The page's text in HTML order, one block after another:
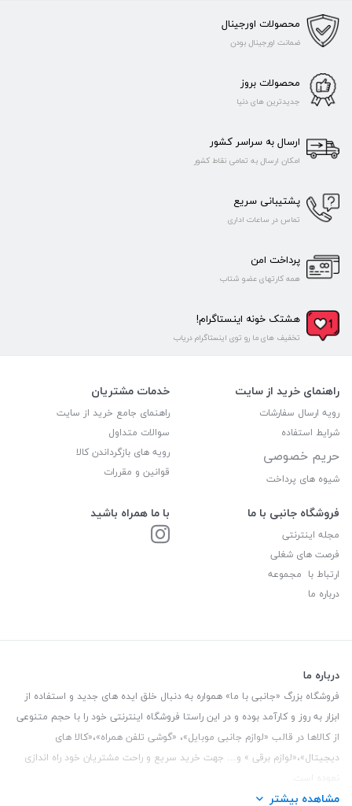
محصولات اورجینال
ضمانت اورجینال بودن
محصولات بروز
جدیدترین های دنیا
ارسال به سراسر کشور
امکان ارسال به تمامی نقاط کشور
پشتیبانی سریع
تماس در ساعات اداری
پرداخت امن
همه کارتهای عضو شتاب
هشتک خونه اینستاگرام!
تخفیف های ما رو توی اینستاگرام دریاب
راهنمای خرید از سایت
رویه ارسال سفارشات
شرایط استفاده
حریم خصوصی
شیوه های پرداخت
خدمات مشتریان
راهنمای جامع خرید از سایت
سوالات متداول
رویه های بازگرداندن کالا
قوانین و مقررات
فروشگاه جانبی با ما
مجله اینترنتی
فرصت های شغلی
ارتباط با مجموعه
درباره ما
با ما همراه باشید
درباره ما
فروشگاه بزرگ «جانبی با ما» همواره به دنبال خلق ایده های جدید و استفاده از
ابزار به روز و کارآمد بوده و در این راستا فروشگاه اینترنتی خود را با حجم متنوعی
از کالاها در قالب «لوازم جانبی موبایل»، «گوشی تلفن همراه»،«کالا های
دیجیتال»،«لوازم برقی » و… جهت خرید سریع و راحت مشتریان خود راه اندازی
این فروشگاه تمام تلاش خود را نموده تا کالاهایی با کیفیت و با حداقل قیمت
مشاهده بیشتر